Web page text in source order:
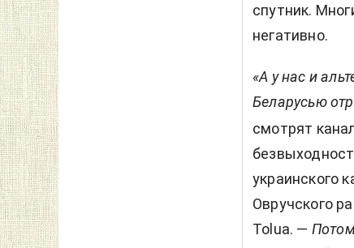
спутник.
негативно.
«А у нас и
Беларусью
смотрят
украинского
Овручского
Tolua. —